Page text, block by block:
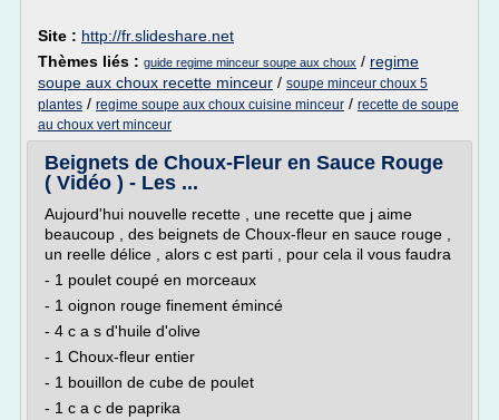
Site : http://fr.slideshare.net
Thèmes liés : guide regime minceur soupe aux choux / regime
soupe aux choux recette minceur / soupe minceur choux 5
plantes / regime soupe aux choux cuisine minceur / recette de soupe
au choux vert minceur
Beignets de Choux-Fleur en Sauce Rouge
( Vidéo ) - Les ...
Aujourd'hui nouvelle recette , une recette que j aime
beaucoup , des beignets de Choux-fleur en sauce rouge ,
un reelle délice , alors c est parti , pour cela il vous faudra
- 1 poulet coupé en morceaux
- 1 oignon rouge finement émincé
- 4 c a s d'huile d'olive
- 1 Choux-fleur entier
- 1 bouillon de cube de poulet
- 1 c a c de paprika